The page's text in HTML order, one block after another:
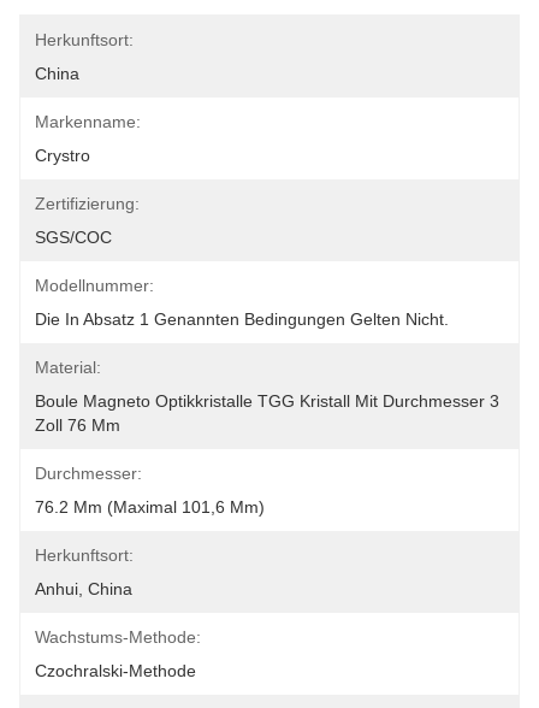
Herkunftsort:
China
Markenname:
Crystro
Zertifizierung:
SGS/COC
Modellnummer:
Die In Absatz 1 Genannten Bedingungen Gelten Nicht.
Material:
Boule Magneto Optikkristalle TGG Kristall Mit Durchmesser 3
Zoll 76 Mm
Durchmesser:
76.2 Mm (maximal 101,6 Mm)
Herkunftsort:
Anhui, China
Wachstums-Methode:
Czochralski-Methode